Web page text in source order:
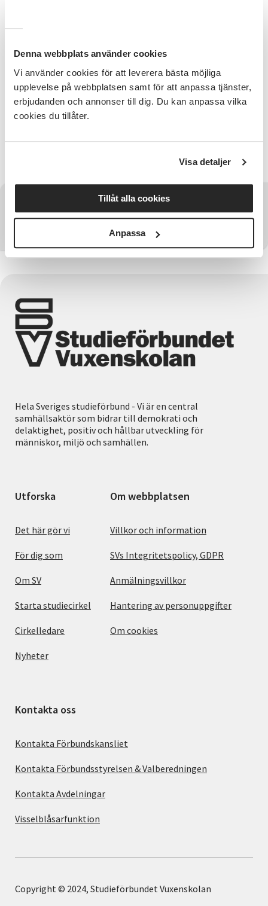
Denna webbplats använder cookies
Vi använder cookies för att leverera bästa möjliga
upplevelse på webbplatsen samt för att anpassa tjänster,
erbjudanden och annonser till dig. Du kan anpassa vilka
cookies du tillåter.
Visa detaljer
Tillåt alla cookies
Anpassa
Alla partier är inbjudna. Lokal-, region- och
riksdagspolitiker deltar.
Skicka gärna in frågor i förväg: info@oviken.se
Har du några frågor?
Kontakta SV Jämtlands län
Hela Sveriges studieförbund - Vi är en central
samhällsaktör som bidrar till demokrati och
delaktighet, positiv och hållbar utveckling för
människor, miljö och samhällen.
Utforska
Det här gör vi
För dig som
Om SV
Starta studiecirkel
Cirkelledare
Nyheter
Om webbplatsen
Villkor och information
SVs Integritetspolicy, GDPR
Anmälningsvillkor
Hantering av personuppgifter
Om cookies
Kontakta oss
Kontakta Förbundskansliet
Kontakta Förbundsstyrelsen & Valberedningen
Kontakta Avdelningar
Visselblåsarfunktion
Copyright © 2024, Studieförbundet Vuxenskolan